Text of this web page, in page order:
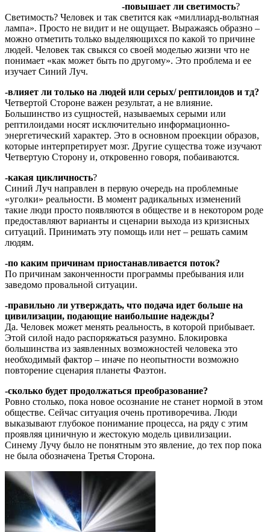
-повышает ли светимость?
Светимость? Человек и так светится как «миллиард-вольтная
лампа». Просто не видит и не ощущает. Выражаясь образно –
можно отметить только выделяющихся по какой то причине
людей. Человек так свыкся со своей моделью жизни что не
понимает «как может быть по другому». Это проблема и ее
изучает Синий Луч.
-влияет ли только на людей или серых/ рептилоидов и тд?
Четвертой Стороне важен результат, а не влияние.
Большинство из сущностей, называемых серыми или
рептилоидами носят исключительно информационно-
энергетический характер. Это в основном проекции образов,
которые интерпретирует мозг. Другие существа тоже изучают
Четвертую Сторону и, откровенно говоря, побаиваются.
-какая цикличность?
Синий Луч направлен в первую очередь на проблемные
«уголки» реальности. В момент радикальных изменений
такие люди просто появляются в обществе и в некотором роде
предоставляют варианты и сценарии выхода из кризисных
ситуаций. Принимать эту помощь или нет – решать самим
людям.
-по каким причинам приостанавливается поток?
По причинам законченности программы пребывания или
заведомо провальной ситуации.
-правильно ли утверждать, что подача идет больше на
цивилизации, подающие наибольшие надежды?
Да. Человек может менять реальность, в которой прибывает.
Этой силой надо распоряжаться разумно. Блокировка
большинства из заявленных возможностей человека это
необходимый фактор – иначе по неопытности возможно
повторение сценария планеты Фаэтон.
-сколько будет продолжаться преобразование?
Ровно столько, пока новое осознание не станет нормой в этом
обществе. Сейчас ситуация очень противоречива. Люди
выказывают глубокое понимание процесса, на ряду с этим
проявляя циничную и жестокую модель цивилизации.
Синему Лучу было не понятным это явление, до тех пор пока
не была обозначена Третья Сторона.